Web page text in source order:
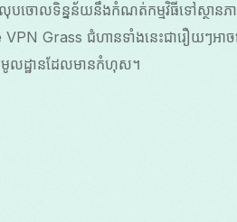
ចោលទិន្នន័យនឹងកំណត់កម្មវិធីទៅស្ថានភ
Grass ជំហានទាំងនេះជារឿយៗអាច
លដ្ឋានដែលមានកំហុស។